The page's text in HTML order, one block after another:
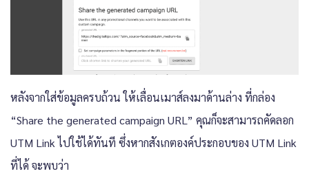
หลังจากใส่ข้อมูลครบถ้วน ให้เลื่อนเมาส์ลงมาด้านล่าง ที่กล่อง
“Share the generated campaign URL” คุณก็จะสามารถคัดลอก
UTM Link ไปใช้ได้ทันที ซึ่งหากสังเกตองค์ประกอบของ UTM Link
ที่ได้ จะพบว่า